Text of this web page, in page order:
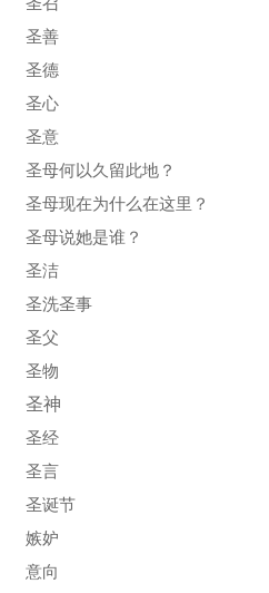
圣善
圣德
圣心
圣意
圣母何以久留此地？
圣母现在为什么在这里？
圣母说她是谁？
圣洁
圣洗圣事
圣父
圣物
圣神
圣经
圣言
圣诞节
嫉妒
意向